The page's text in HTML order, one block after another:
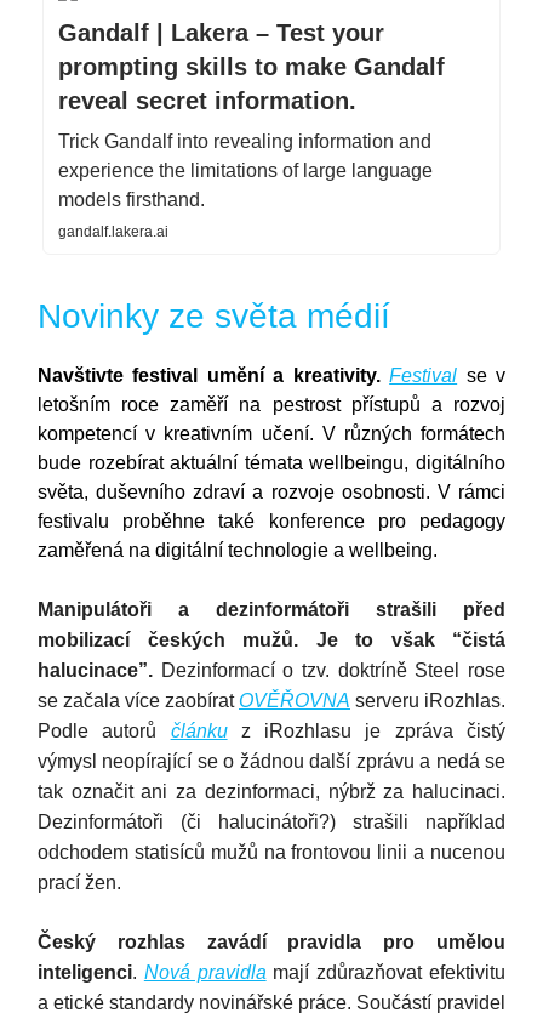
Gandalf | Lakera – Test your
prompting skills to make Gandalf
reveal secret information.
Trick Gandalf into revealing information and
experience the limitations of large language
models firsthand.
gandalf.lakera.ai
Novinky ze světa médií
Navštivte festival umění a kreativity.Festival se v
letošním roce zaměří na pestrost přístupů a rozvoj
kompetencí v kreativním učení. V různých formátech
bude rozebírat aktuální témata wellbeingu, digitálního
světa, duševního zdraví a rozvoje osobnosti. V rámci
festivalu proběhne také konference pro pedagogy
zaměřená na digitální technologie a wellbeing.
Manipulátoři a dezinformátoři strašili před
mobilizací českých mužů. Je to však “čistá
halucinace”. Dezinformací o tzv. doktríně Steel rose
se začala více zaobíratOVĚŘOVNA serveru iRozhlas.
Podle autorů článkuz iRozhlasu je zpráva čistý
výmysl neopírající se o žádnou další zprávu a nedá se
tak označit ani za dezinformaci, nýbrž za halucinaci.
Dezinformátoři (či halucinátoři?) strašili například
odchodem statisíců mužů na frontovou linii a nucenou
prací žen.
Český rozhlas zavádí pravidla pro umělou
inteligenci. Nová pravidla mají zdůrazňovat efektivitu
a etické standardy novinářské práce. Součástí pravidel